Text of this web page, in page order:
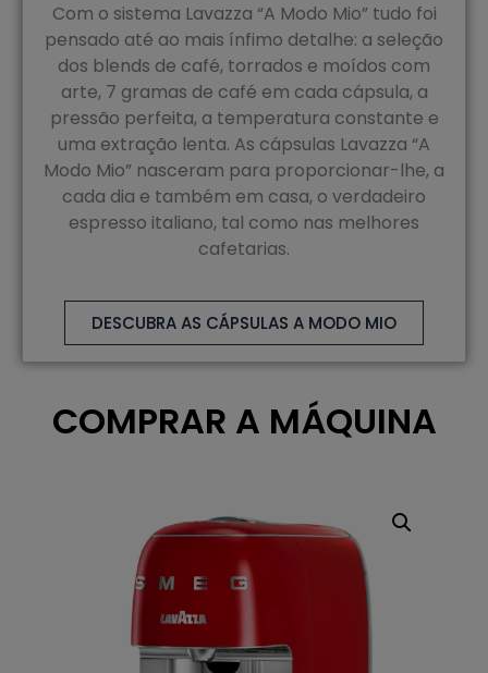
Com o sistema Lavazza “A Modo Mio” tudo foi
pensado até ao mais ínfimo detalhe: a seleção
dos blends de café, torrados e moídos com
arte, 7 gramas de café em cada cápsula, a
pressão perfeita, a temperatura constante e
uma extração lenta. As cápsulas Lavazza “A
Modo Mio” nasceram para proporcionar-lhe, a
cada dia e também em casa, o verdadeiro
espresso italiano, tal como nas melhores
cafetarias.
DESCUBRA AS CÁPSULAS A MODO MIO
COMPRAR A MÁQUINA